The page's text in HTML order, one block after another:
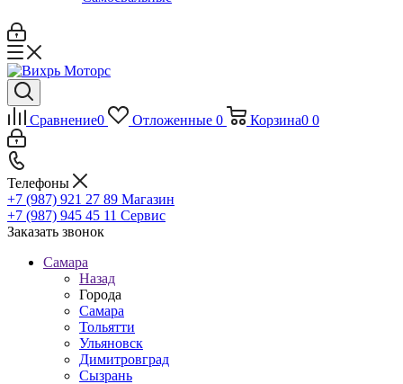
Сравнение0 Отложенные 0 Корзина0 0
Телефоны
+7 (987) 921 27 89 Магазин
+7 (987) 945 45 11 Сервис
Заказать звонок
Самара
Назад
Города
Самара
Тольятти
Ульяновск
Димитровград
Сызрань